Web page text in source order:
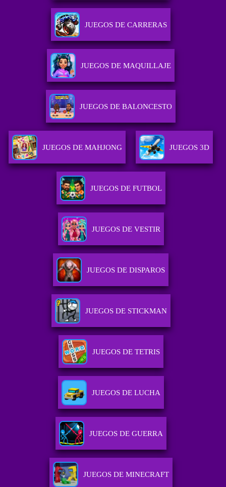
JUEGOS DE CARRERAS
JUEGOS DE MAQUILLAJE
JUEGOS DE BALONCESTO
JUEGOS DE MAHJONG JUEGOS 3D
JUEGOS DE FUTBOL
JUEGOS DE VESTIR
JUEGOS DE DISPAROS
JUEGOS DE STICKMAN
JUEGOS DE TETRIS
JUEGOS DE LUCHA
JUEGOS DE GUERRA
JUEGOS DE MINECRAFT